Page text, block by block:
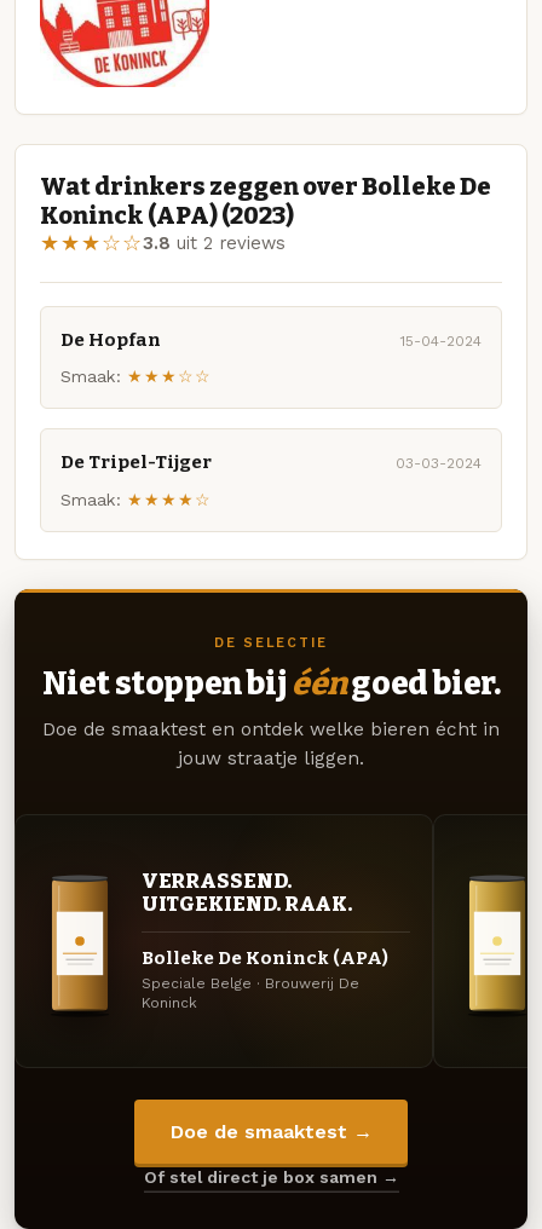
Wat drinkers zeggen over Bolleke De
Koninck (APA) (2023)
★★★☆☆3.8 uit 2 reviews
De Hopfan 15-04-2024
Smaak: ★★★☆☆
De Tripel-Tijger 03-03-2024
Smaak: ★★★★☆
DE SELECTIE
Niet stoppen bij ééngoed bier.
Doe de smaaktest en ontdek welke bieren écht in
jouw straatje liggen.
VERRASSEND.
UITGEKIEND. RAAK.
Bolleke De Koninck (APA)
Speciale Belge · Brouwerij De
Koninck
Doe de smaaktest →
Of stel direct je box samen →